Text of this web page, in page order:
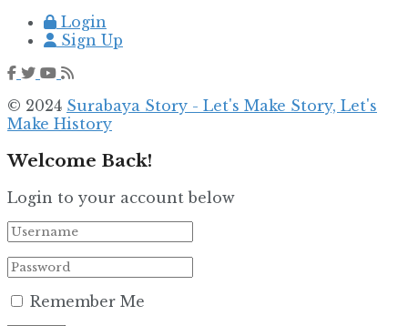
Login
Sign Up
© 2024 Surabaya Story - Let's Make Story, Let's
Make History
Welcome Back!
Login to your account below
Remember Me